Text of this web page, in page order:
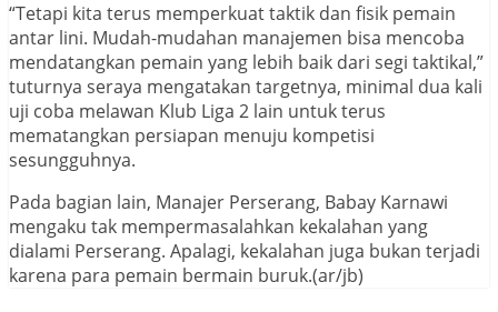
“Tetapi kita terus memperkuat taktik dan fisik pemain
antar lini. Mudah-mudahan manajemen bisa mencoba
mendatangkan pemain yang lebih baik dari segi taktikal,”
tuturnya seraya mengatakan targetnya, minimal dua kali
uji coba melawan Klub Liga 2 lain untuk terus
mematangkan persiapan menuju kompetisi
sesungguhnya.
Pada bagian lain, Manajer Perserang, Babay Karnawi
mengaku tak mempermasalahkan kekalahan yang
dialami Perserang. Apalagi, kekalahan juga bukan terjadi
karena para pemain bermain buruk.(ar/jb)